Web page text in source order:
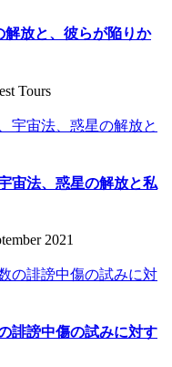
放と、彼らが陥りか
Tours
宙法、惑星の解放と私
2021
誹謗中傷の試みに対す